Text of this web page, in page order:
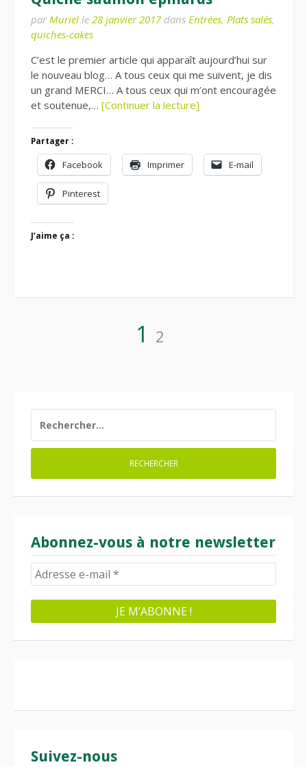
par Muriel le 28 janvier 2017dans Entrées, Plats salés,
quiches-cakes
C’est le premier article qui apparaît aujourd’hui sur
le nouveau blog… A tous ceux qui me suivent, je dis
un grand MERCI… A tous ceux qui m’ont encouragée
et soutenue,… [Continuer la lecture]
Partager :
Facebook Imprimer E-mail
Pinterest
J’aime ça :
Page
1 Page
2
Abonnez-vous à notre newsletter
Suivez-nous